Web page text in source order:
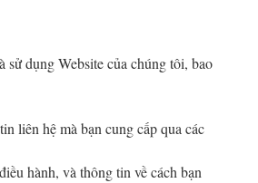
dụng Website của chúng tôi, bao
liên hệ mà bạn cung cấp qua các
hành, và thông tin về cách bạn